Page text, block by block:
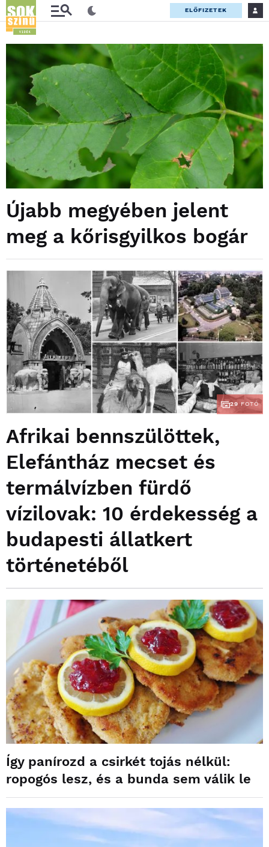
ELŐFIZETEK
Újabb megyében jelent
meg a kőrisgyilkos bogár
29 FOTÓ
Afrikai bennszülöttek,
Elefántház mecset és
termálvízben fürdő
vízilovak: 10 érdekesség a
budapesti állatkert
történetéből
Így panírozd a csirkét tojás nélkül:
ropogós lesz, és a bunda sem válik le